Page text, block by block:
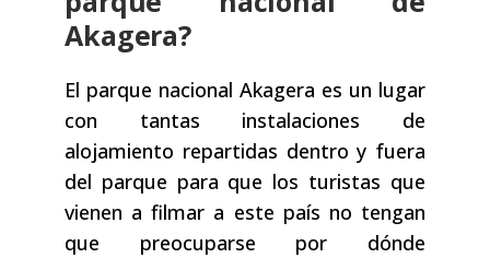
Akagera?
El parque nacional Akagera es un lugar
con tantas instalaciones de
alojamiento repartidas dentro y fuera
del parque para que los turistas que
vienen a filmar a este país no tengan
que preocuparse por dónde